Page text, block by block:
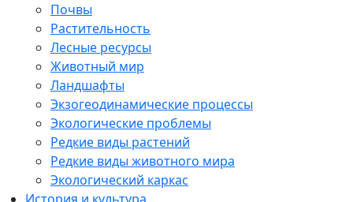
Почвы
Растительность
Лесные ресурсы
Животный мир
Ландшафты
Экзогеодинамические процессы
Экологические проблемы
Редкие виды растений
Редкие виды животного мира
Экологический каркас